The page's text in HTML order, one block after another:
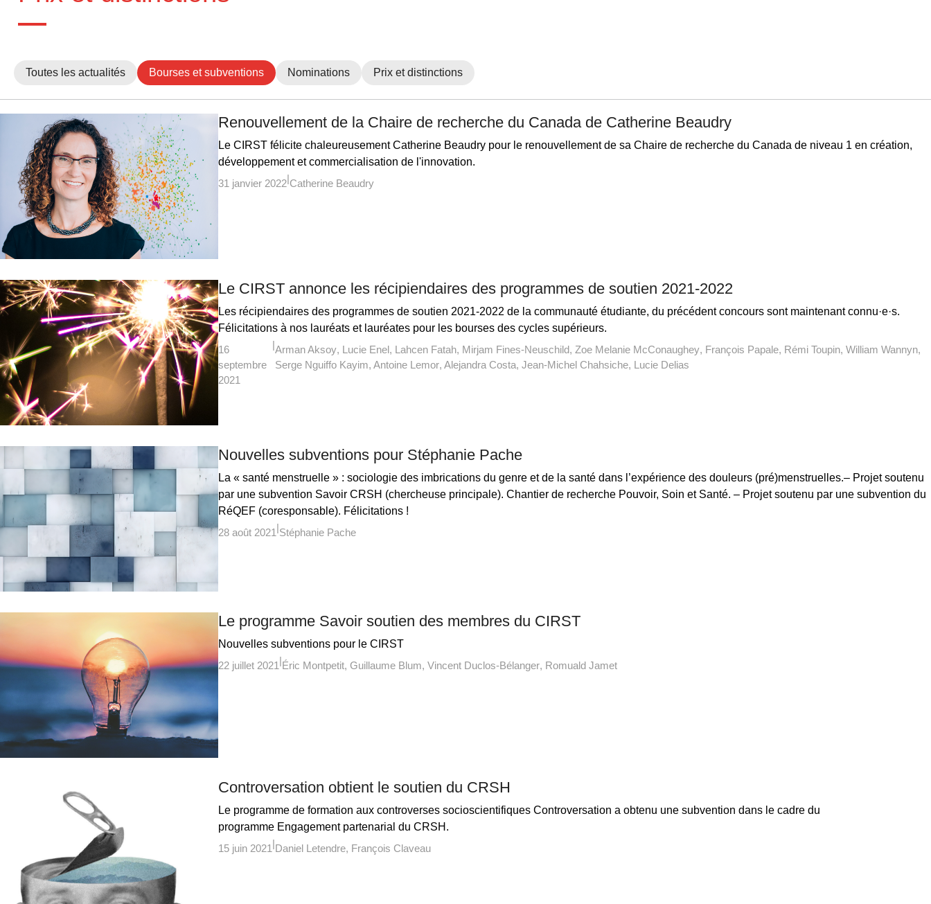
Toutes les actualités Bourses et subventions Nominations Prix et distinctions
Renouvellement de la Chaire de recherche du Canada de Catherine Beaudry
Le CIRST félicite chaleureusement Catherine Beaudry pour le renouvellement de sa Chaire de recherche du Canada de niveau 1 en création,
développement et commercialisation de l'innovation.
31 janvier 2022 Catherine Beaudry
Le CIRST annonce les récipiendaires des programmes de soutien 2021-2022
Les récipiendaires des programmes de soutien 2021-2022 de la communauté étudiante, du précédent concours sont maintenant connu·e·s.
Félicitations à nos lauréats et lauréates pour les bourses des cycles supérieurs.
16
septembre
2021
Arman Aksoy Lucie Enel Lahcen Fatah Mirjam Fines-Neuschild Zoe Melanie McConaughey François Papale Rémi Toupin William Wannyn
Serge Nguiffo Kayim Antoine Lemor Alejandra Costa Jean-Michel Chahsiche Lucie Delias
Nouvelles subventions pour Stéphanie Pache
La « santé menstruelle » : sociologie des imbrications du genre et de la santé dans l’expérience des douleurs (pré)menstruelles.– Projet soutenu
par une subvention Savoir CRSH (chercheuse principale). Chantier de recherche Pouvoir, Soin et Santé. – Projet soutenu par une subvention du
RéQEF (coresponsable). Félicitations !
28 août 2021 Stéphanie Pache
Le programme Savoir soutien des membres du CIRST
Nouvelles subventions pour le CIRST
22 juillet 2021 Éric Montpetit Guillaume Blum Vincent Duclos-Bélanger Romuald Jamet
Controversation obtient le soutien du CRSH
Le programme de formation aux controverses socioscientifiques Controversation a obtenu une subvention dans le cadre du
programme Engagement partenarial du CRSH.
15 juin 2021 Daniel Letendre François Claveau